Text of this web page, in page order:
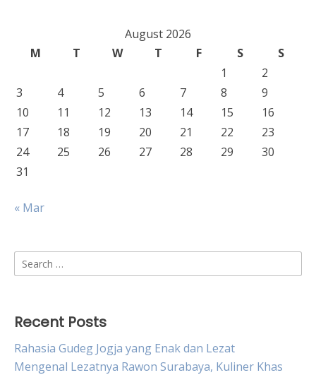
August 2026
M
T W T F S
S
1
2
3
4 5 6 7 8
9
10
11 12 13 14 15
16
17
18 19 20 21 22
23
24
25 26 27 28 29
30
31
« Mar
Search
for:
Recent Posts
Rahasia Gudeg Jogja yang Enak dan Lezat
Mengenal Lezatnya Rawon Surabaya, Kuliner Khas